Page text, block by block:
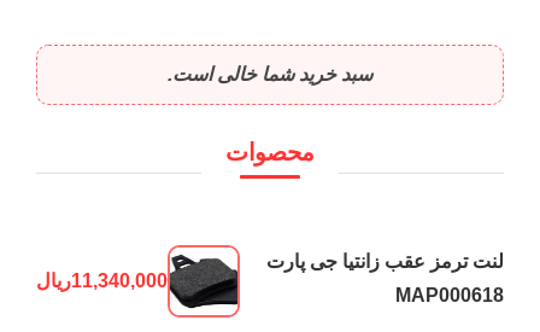
سبد خرید شما خالی است.
محصوات
لنت ترمز عقب زانتیا جی پارت
MAP000618
11,340,000ریال